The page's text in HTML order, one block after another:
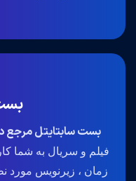
بست سابتایتل مرجع
فیلم و سریال به شما
زمان ، زیرنویس مورد